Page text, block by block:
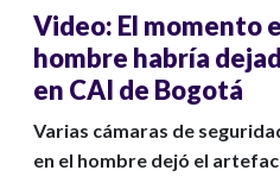
Video: El momento
hombre habría
en CAI de Bogotá
Varias cámaras de
en el hombre dejó el